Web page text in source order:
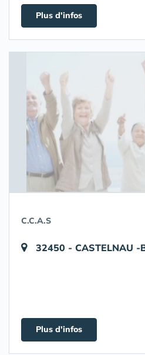
Plus d'infos
C.C.A.S
32450 - CASTELNAU -
Plus d'infos